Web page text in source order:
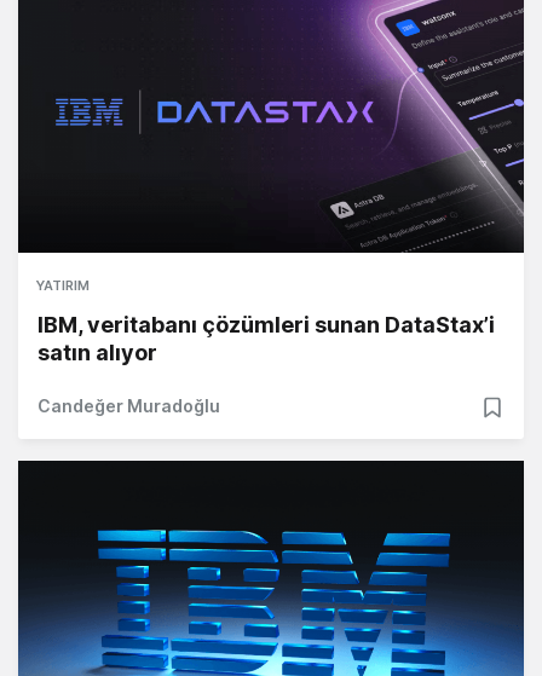
YATIRIM
IBM, veritabanı çözümleri sunan DataStax’i
satın alıyor
Candeğer Muradoğlu